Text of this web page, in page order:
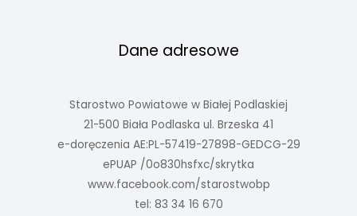
Dane adresowe
Starostwo Powiatowe w Białej Podlaskiej
21-500 Biała Podlaska ul. Brzeska 41
e-doręczenia AE:PL-57419-27898-GEDCG-29
ePUAP /0o830hsfxc/skrytka
www.facebook.com/starostwobp
tel: 83 34 16 670